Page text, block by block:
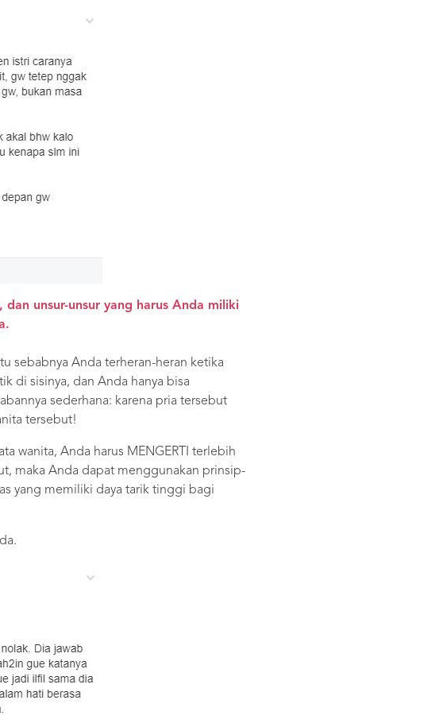
unsur-unsur yang harus Anda miliki
sebabnya Anda terheran-heran ketika
di sisinya, dan Anda hanya bisa
sederhana: karena pria tersebut
tersebut!
wanita, Anda harus MENGERTI terlebih
maka Anda dapat menggunakan prinsip-
yang memiliki daya tarik tinggi bagi